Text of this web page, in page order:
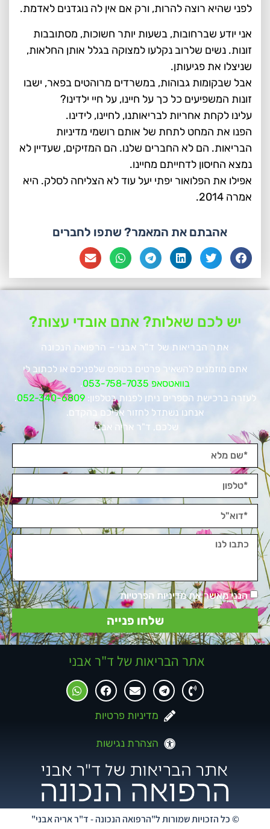
לפני שהיא רוצה להרות, ורק אם אין לה נוגדנים לאדמת.
אני יודע שברחובות, בשעות יותר חשוכות, מסתובבות
זונות. נשים שלרוב נקלעו למצוקה בגלל אותן החלאות,
שניצלו את פגיעותן.
אבל שבקומות גבוהות, במשרדים מרוהטים בפאר, ישבו
זונות המשפיעים כל כך על חיינו, על חיי ילדינו?
עלינו לקחת אחריות לבריאותנו, לחיינו, לידינו.
הפנו את המחט לתחת של אותם רושמי מדיניות
הבריאות. הם לא החברים שלנו. הם המזיקים, שעדיין לא
נמצא החיסון לדחייתם מחיינו.
אפילו את הפלואור יפתי יעל עוד לא הצליחה לסלק. היא
אמרה 2014.
אהבתם את המאמר? שתפו לחברים
יש לכם שאלות? אתם אובדי עצות?
אתר הבריאות של ד"ר אבני – הרפואה הנכונה
אתם מוזמנים להשאיר פרטים בטופס שלפניכם או לכתוב לי
בוואטסאפ 053-758-7035
.
לעזרה ברכישת הספרים ניתן לפנות בטלפון:052-340-6809
.
אנחנו נשתדל לחזור אליכם בהקדם.
שלכם, ד"ר אריה אבני.
הנני מאשר את מדיניות הפרטיות
שלחו פנייה
אתר הבריאות של ד"ר אבני
מדיניות פרטיות
הצהרת נגישות
© כל הזכויות שמורות ל"הרפואה הנכונה - ד"ר אריה אבני"